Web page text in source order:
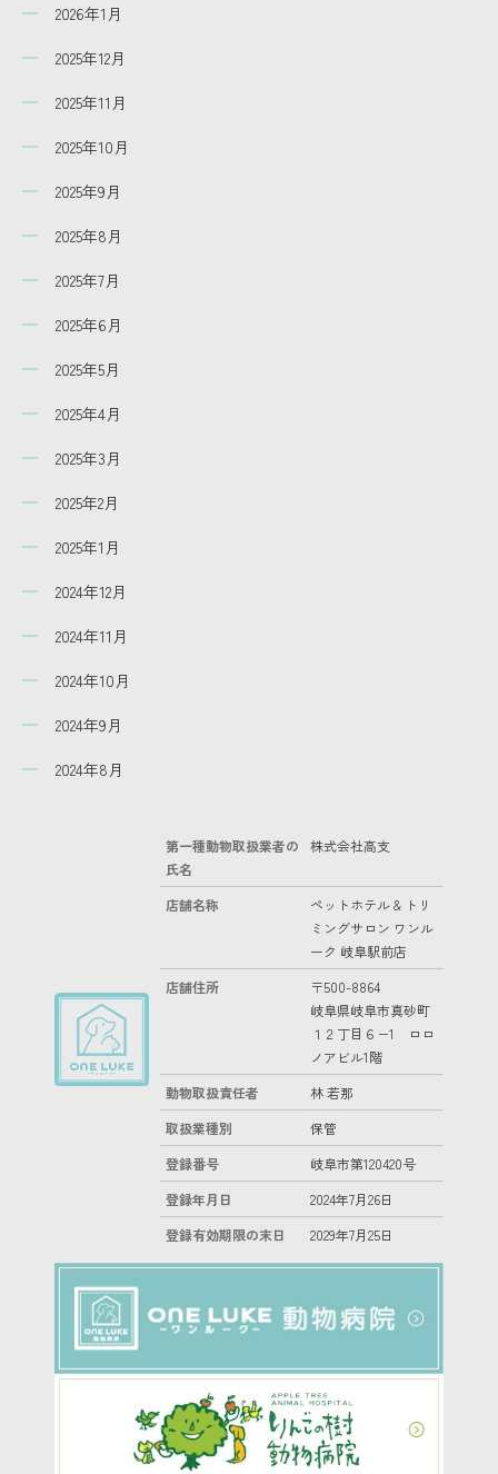
2026年1月
2025年12月
2025年11月
2025年10月
2025年9月
2025年8月
2025年7月
2025年6月
2025年5月
2025年4月
2025年3月
2025年2月
2025年1月
2024年12月
2024年11月
2024年10月
2024年9月
2024年8月
第一種動物取扱業者の
氏名
株式会社高支
店舗名称
ペットホテル & トリ
ミングサロン ワンル
ーク 岐阜駅前店
店舗住所
〒500-8864
岐阜県岐阜市真砂町
１２丁目６−1 ロロ
ノアビル1階
動物取扱責任者
林 若那
取扱業種別
保管
登録番号
岐阜市第120420号
登録年月日
2024年7月26日
登録有効期限の末日
2029年7月25日